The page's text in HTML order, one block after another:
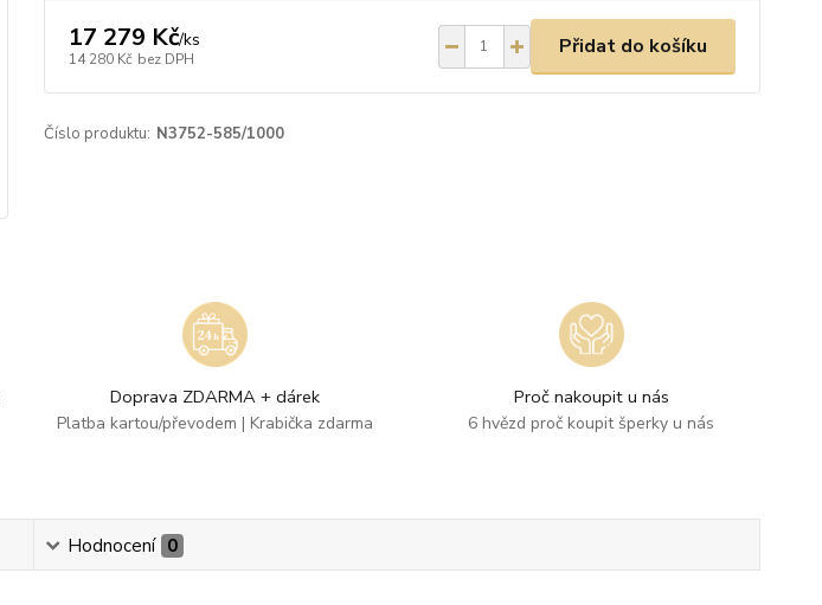
17 279 Kč/ks
14 280 Kč bez DPH
Přidat do košíku
Číslo produktu: N3752-585/1000
Doprava ZDARMA + dárek
Platba kartou/převodem | Krabička zdarma
Proč nakoupit u nás
6 hvězd proč koupit šperky u nás
Hodnocení 0